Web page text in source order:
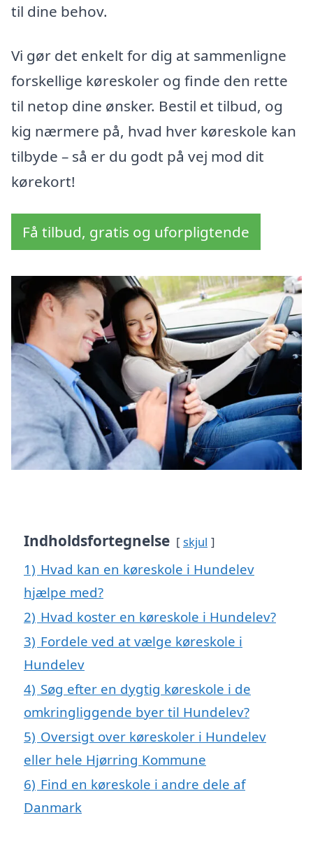
til dine behov.
Vi gør det enkelt for dig at sammenligne
forskellige køreskoler og finde den rette
til netop dine ønsker. Bestil et tilbud, og
kig nærmere på, hvad hver køreskole kan
tilbyde – så er du godt på vej mod dit
kørekort!
Få tilbud, gratis og uforpligtende
Indholdsfortegnelse skjul
1) Hvad kan en køreskole i Hundelev
hjælpe med?
2) Hvad koster en køreskole i Hundelev?
3) Fordele ved at vælge køreskole i
Hundelev
4) Søg efter en dygtig køreskole i de
omkringliggende byer til Hundelev?
5) Oversigt over køreskoler i Hundelev
eller hele Hjørring Kommune
6) Find en køreskole i andre dele af
Danmark